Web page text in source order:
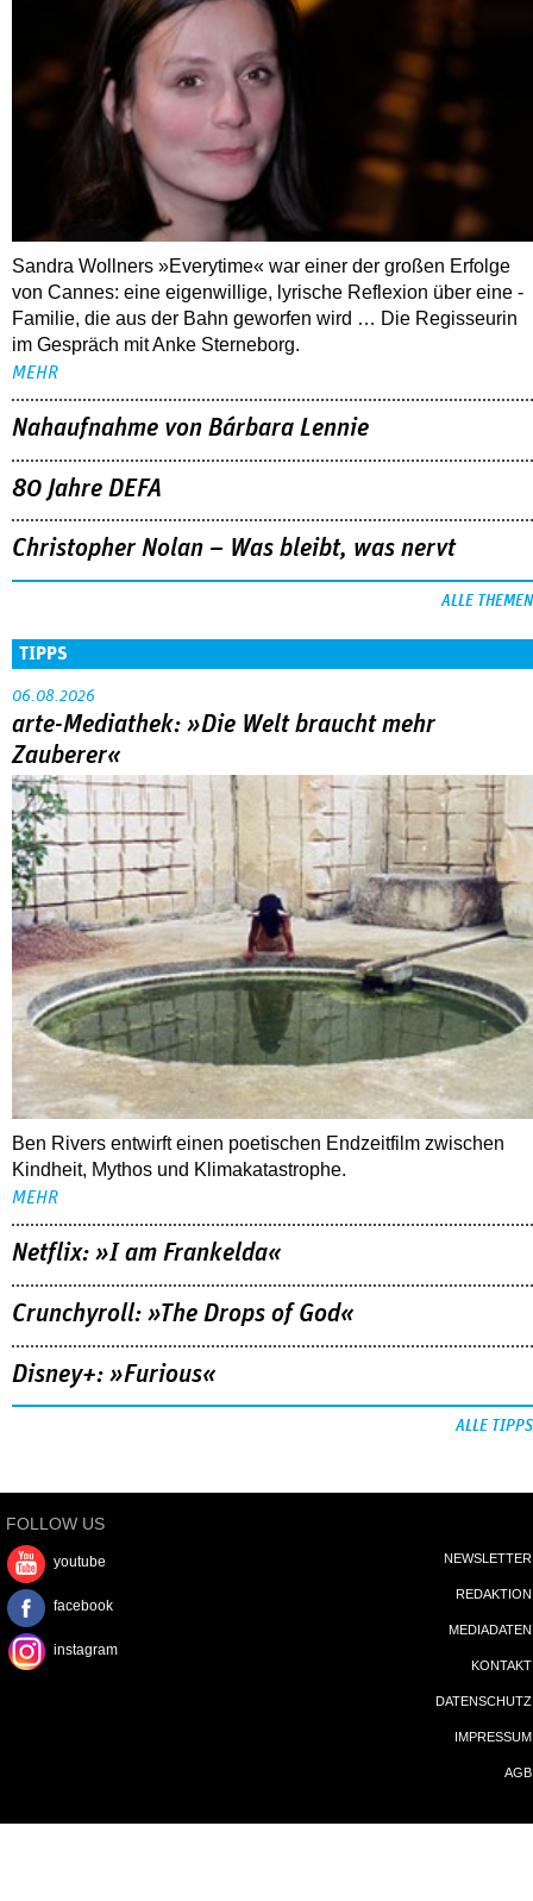
Interview mit Sandra Wollner
Sandra Wollners »Everytime« war einer der großen Erfolge
Familie, die aus der Bahn geworfen wird … Die Regisseurin
im Gespräch mit Anke Sterneborg.
MEHR
80 Jahre DEFA
Christopher Nolan – Was bleibt, was nervt
ALLE THEMEN
TIPPS
06.08.2026
arte-Mediathek: »Die Welt braucht mehr
Zauberer«
Ben Rivers entwirft einen poetischen Endzeitfilm zwischen
Kindheit, Mythos und Klimakatastrophe.
MEHR
Crunchyroll: »The Drops of God«
Disney+: »Furious«
instagram
NEWSLETTER
REDAKTION